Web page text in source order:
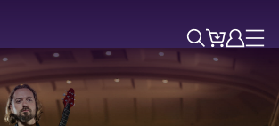
ZoekTicketsAccount
Menu